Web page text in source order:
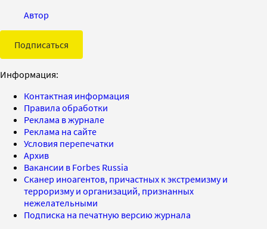
Автор
Подписаться
Информация:
Контактная информация
Правила обработки
Реклама в журнале
Реклама на сайте
Условия перепечатки
Архив
Вакансии в Forbes Russia
Сканер иноагентов, причастных к экстремизму и
терроризму и организаций, признанных
нежелательными
Подписка на печатную версию журнала